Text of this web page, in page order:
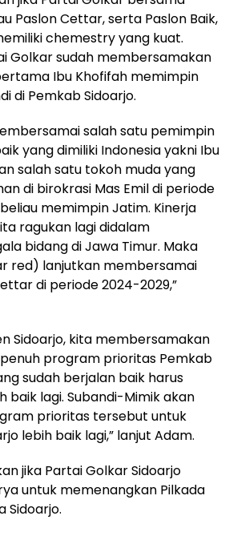
Paslon Cettar, serta Paslon Baik,
chemestry yang kuat.
Golkar sudah membersamakan
Ibu Khofifah memimpin
di Pemkab Sidoarjo.
salah satu pemimpin
yang dimiliki Indonesia yakni Ibu
salah satu tokoh muda yang
di birokrasi Mas Emil di periode
memimpin Jatim. Kinerja
ragukan lagi didalam
bidang di Jawa Timur. Maka
red) lanjutkan membersamai
di periode 2024-2029,”
Sidoarjo, kita membersamakan
program prioritas Pemkab
sudah berjalan baik harus
baik lagi. Subandi-Mimik akan
prioritas tersebut untuk
lebih baik lagi,” lanjut Adam.
jika Partai Golkar Sidoarjo
untuk memenangkan Pilkada
Sidoarjo.